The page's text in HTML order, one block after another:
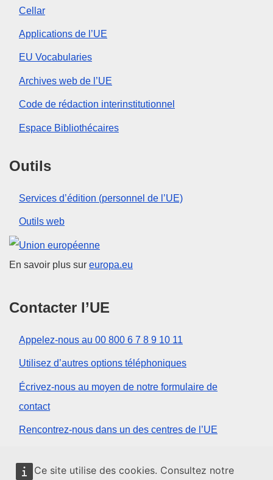
Ce site utilise des cookies. Consultez notre
Cellar
Applications de l’UE
EU Vocabularies
Archives web de l’UE
Code de rédaction interinstitutionnel
Espace Bibliothécaires
Outils
Services d’édition (personnel de l’UE)
Outils web
Union européenne
En savoir plus sur europa.eu
Contacter l’UE
Appelez-nous au 00 800 6 7 8 9 10 11
Utilisez d’autres options téléphoniques
Écrivez-nous au moyen de notre formulaire de
contact
Rencontrez-nous dans un des centres de l’UE
Réseaux sociaux